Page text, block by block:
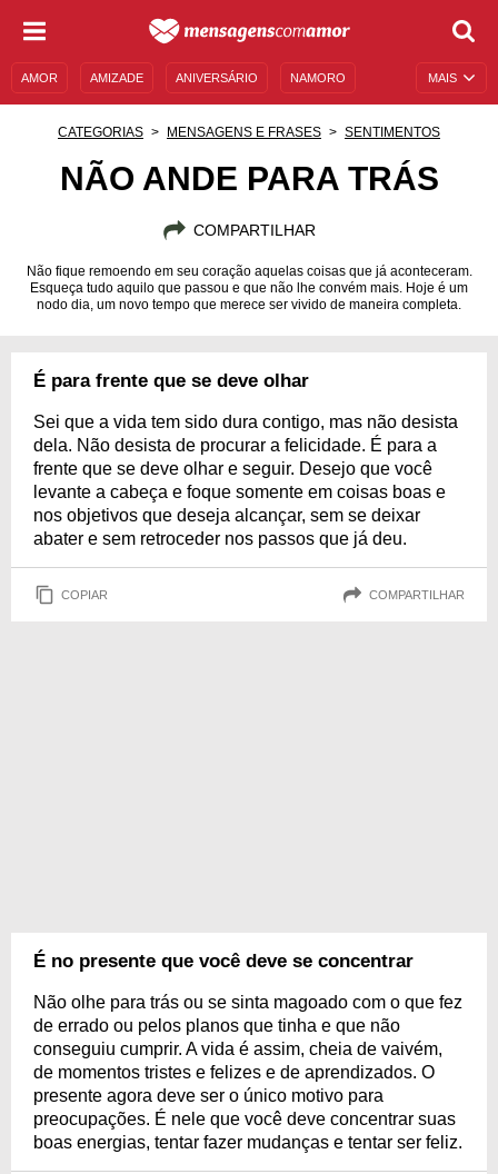
MAIS
AMOR AMIZADE ANIVERSÁRIO NAMORO
UNIVERSO FEMININO
CATEGORIAS MENSAGENS E FRASES SENTIMENTOS
NÃO ANDE PARA TRÁS
COMPARTILHAR
Não fique remoendo em seu coração aquelas coisas que já aconteceram.
Esqueça tudo aquilo que passou e que não lhe convém mais. Hoje é um
nodo dia, um novo tempo que merece ser vivido de maneira completa.
É para frente que se deve olhar
Sei que a vida tem sido dura contigo, mas não desista
dela. Não desista de procurar a felicidade. É para a
frente que se deve olhar e seguir. Desejo que você
levante a cabeça e foque somente em coisas boas e
nos objetivos que deseja alcançar, sem se deixar
abater e sem retroceder nos passos que já deu.
COPIAR COMPARTILHAR
É no presente que você deve se concentrar
Não olhe para trás ou se sinta magoado com o que fez
de errado ou pelos planos que tinha e que não
conseguiu cumprir. A vida é assim, cheia de vaivém,
de momentos tristes e felizes e de aprendizados. O
presente agora deve ser o único motivo para
preocupações. É nele que você deve concentrar suas
boas energias, tentar fazer mudanças e tentar ser feliz.